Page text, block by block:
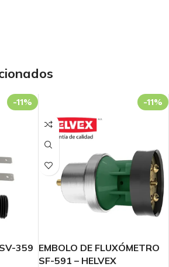
-11%
359
-11%
EMBOLO DE FLUXÓMETRO
SF-591 – HELVEX